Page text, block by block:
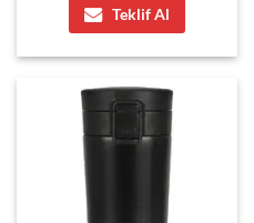
Teklif Al